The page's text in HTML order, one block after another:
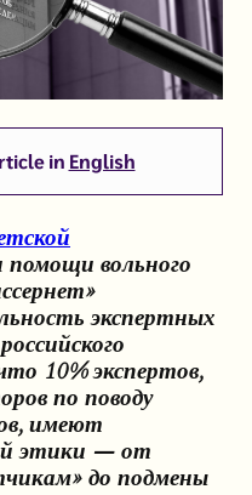
in English
вольного
экспертных
10% экспертов,
по поводу
имеют
этики — от
до подмены